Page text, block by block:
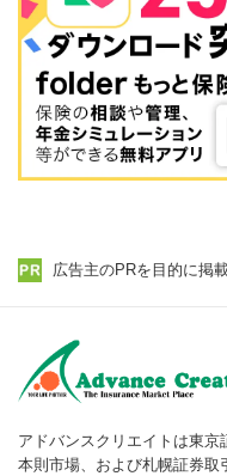
広告主のPRを目的に掲
アドバンスクリエイトは東
本則市場、および札幌証券取